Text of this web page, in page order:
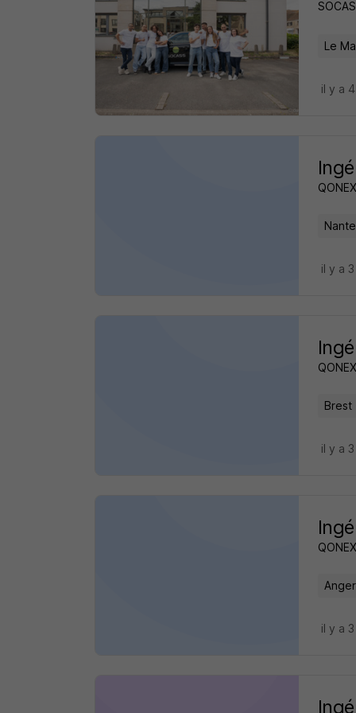
Le
il y a
QONEX
il y a
QONEX
Brest
il y a
QONEX
il y a